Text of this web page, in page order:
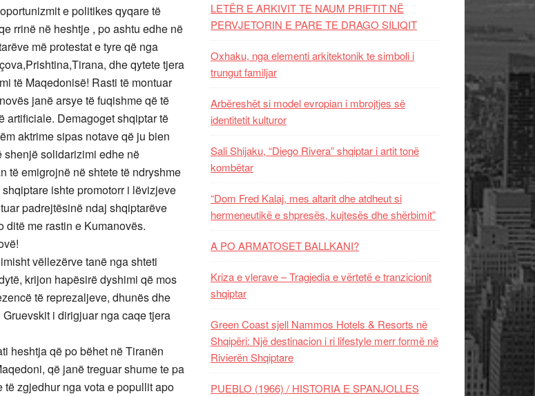
e politikes qyqare të
rrinë në heshtje , po ashtu edhe në
më protestat e tyre që nga
dhe qytete tjera
të Maqedonisë! Rasti të montuar
janë arsye të fuqishme që të
artificiale. Demagoget shqiptar të
aktrime sipas notave që ju bien
shenjë solidarizimi edhe në
të emigrojnë në shtete të ndryshme
ishte promotorr i lëvizjeve
padrejtësinë ndaj shqiptarëve
me rastin e Kumanovës.
vëllezërve tanë nga shteti
krijon hapësirë dyshimi që mos
të reprezaljeve, dhunës dhe
i dirigjuar nga caqe tjera
heshtja që po bëhet në Tiranën
që janë treguar shume te pa
zgjedhur nga vota e popullit apo
LETËR E ARKIVIT TE NAUM PRIFTIT NË
PERVJETORIN E PARE TE DRAGO SILIQIT
Oxhaku, nga elementi arkitektonik te simboli i
trungut familjar
Arbëreshët si model evropian i mbrojtjes së
identitetit kulturor
Sali Shijaku, “Diego Rivera” shqiptar i artit tonë
kombëtar
“Dom Fred Kalaj, mes altarit dhe atdheut si
hermeneutikë e shpresës, kujtesës dhe shërbimit”
A PO ARMATOSET BALLKANI?
Kriza e vlerave – Tragjedia e vërtetë e tranzicionit
shqiptar
Green Coast sjell Nammos Hotels & Resorts në
Shqipëri: Një destinacion i ri lifestyle merr formë në
Rivierën Shqiptare
PUEBLO (1966) / HISTORIA E SPANJOLLES